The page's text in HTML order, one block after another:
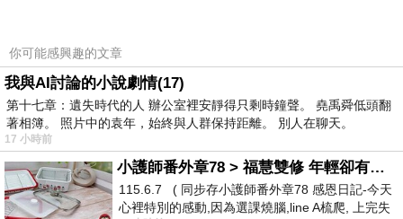
你可能感興趣的文章
我與AI討論的小說劇情(17)
第十七章：遺失時代的人 辦公室裡安靜得只剩時鐘聲。 堯禹舜低頭翻
著相簿。 照片中的袁年，始終與人群保持距離。 別人在聊天。
17 小時前
小護師番外章78 > 福慧雙修 年輕卻有個老靈魂 ㄑ金剛經〉podcast
115.6.7 ( 同步存小護師番外章78 感恩日記-今天
心裡特別的感動,因為選課燒腦,line A梳爬, 上完失